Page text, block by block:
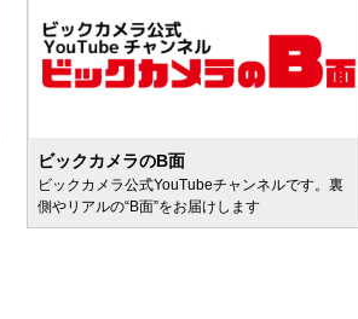
ビックカメラのB面
ビックカメラ公式YouTubeチャンネルです。裏
側やリアルの“B面”をお届けします